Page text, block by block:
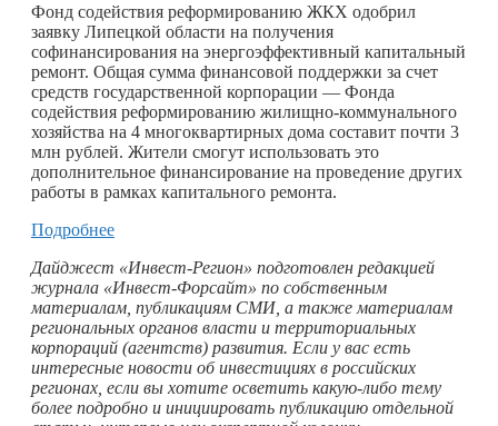
Фонд содействия реформированию ЖКХ одобрил
заявку Липецкой области на получения
софинансирования на энергоэффективный капитальный
ремонт. Общая сумма финансовой поддержки за счет
средств государственной корпорации — Фонда
содействия реформированию жилищно-коммунального
хозяйства на 4 многоквартирных дома составит почти 3
млн рублей. Жители смогут использовать это
дополнительное финансирование на проведение других
работы в рамках капитального ремонта.
Подробнее
Дайджест «Инвест-Регион» подготовлен редакцией
журнала «Инвест-Форсайт» по собственным
материалам, публикациям СМИ, а также материалам
региональных органов власти и территориальных
корпораций (агентств) развития. Если у вас есть
интересные новости об инвестициях в российских
регионах, если вы хотите осветить какую-либо тему
более подробно и инициировать публикацию отдельной